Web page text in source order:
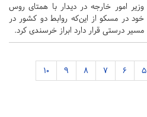
وزیر امور خارجه در دیدار با همتای روس
خود در مسکو از این‌که روابط دو کشور در
مسیر درستی قرار دارد ابراز خرسندی کرد.
5
6
7
8
9
10